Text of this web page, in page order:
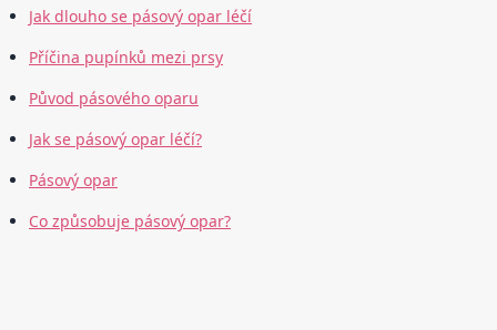
Jak dlouho se pásový opar léčí
Příčina pupínků mezi prsy
Původ pásového oparu
Jak se pásový opar léčí?
Pásový opar
Co způsobuje pásový opar?